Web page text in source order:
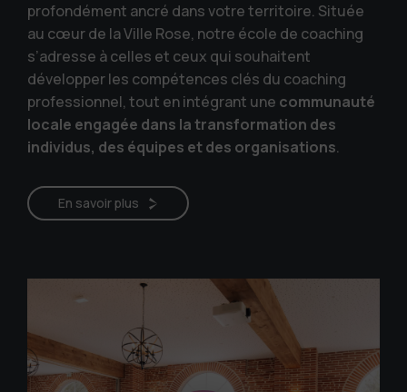
profondément ancré dans votre territoire. Située
au cœur de la Ville Rose, notre école de coaching
s’adresse à celles et ceux qui souhaitent
développer les compétences clés du coaching
professionnel, tout en intégrant une communauté
locale engagée dans la transformation des
individus, des équipes et des organisations.
En savoir plus